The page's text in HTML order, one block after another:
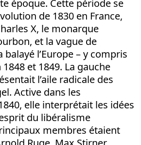
époque. Cette période se
de 1830 en France,
X, le monarque
et la vague de
l’Europe – y compris
1848 et 1849. La gauche
l’aile radicale des
Active dans les
elle interprétait les idées
du libéralisme
membres étaient